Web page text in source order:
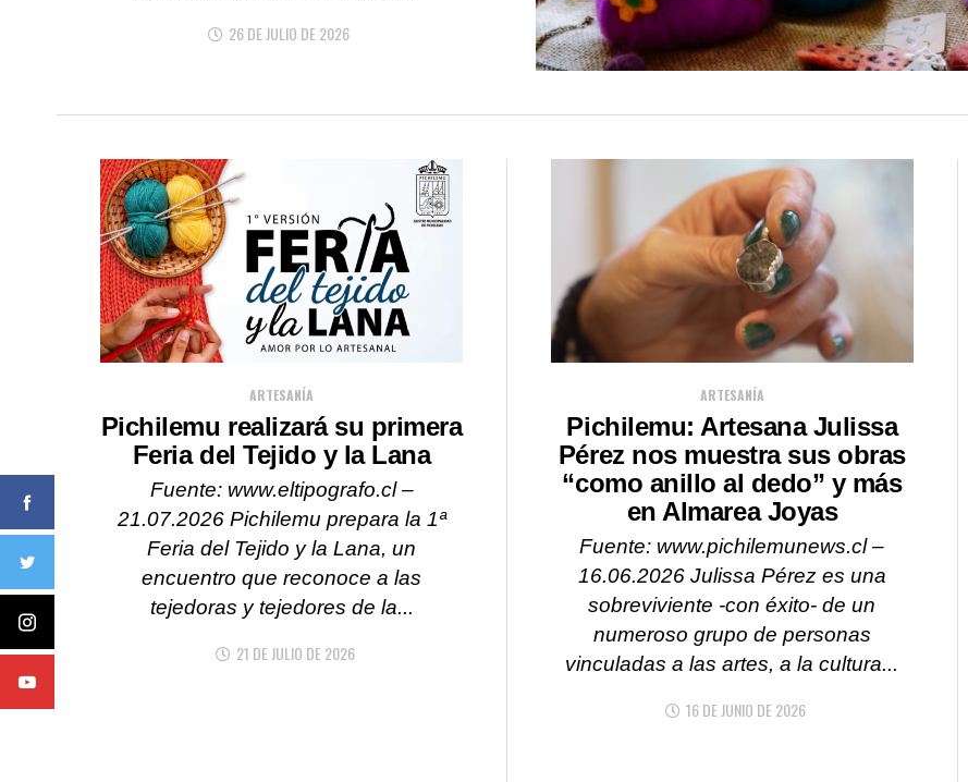
26 DE JULIO DE 2026
ARTESANÍA
Pichilemu realizará su primera
Feria del Tejido y la Lana
Fuente: www.eltipografo.cl –
21.07.2026 Pichilemu prepara la 1ª
Feria del Tejido y la Lana, un
encuentro que reconoce a las
tejedoras y tejedores de la...
21 DE JULIO DE 2026
ARTESANÍA
Pichilemu: Artesana Julissa
Pérez nos muestra sus obras
“como anillo al dedo” y más
en Almarea Joyas
Fuente: www.pichilemunews.cl –
16.06.2026 Julissa Pérez es una
sobreviviente -con éxito- de un
numeroso grupo de personas
vinculadas a las artes, a la cultura...
16 DE JUNIO DE 2026